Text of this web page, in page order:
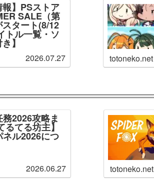
報】PSストア
SALE（第
タート(8/12
トル一覧・ソ
】
2026.07.27 totoneko.net
2026攻略ま
るてる坊主】
ネル2026につ
2026.06.27 totoneko.net